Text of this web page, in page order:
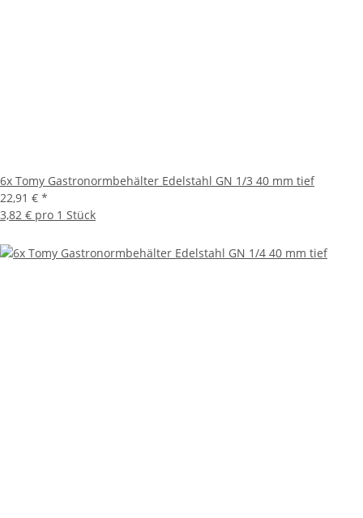
6x Tomy Gastronormbehälter Edelstahl GN 1/3 40 mm tief
22,91 € *
3,82 € pro 1 Stück